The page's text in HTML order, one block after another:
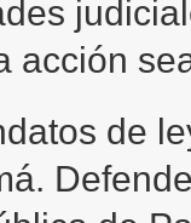
acción
de